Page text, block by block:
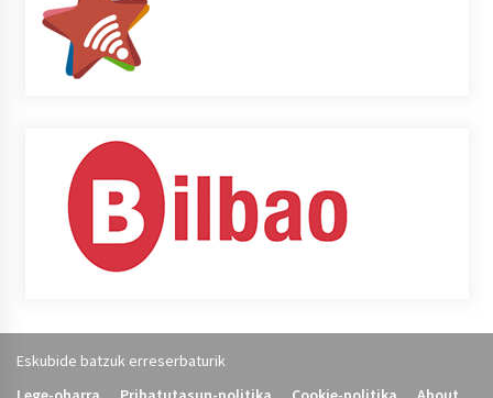
Eskubide batzuk erreserbaturik